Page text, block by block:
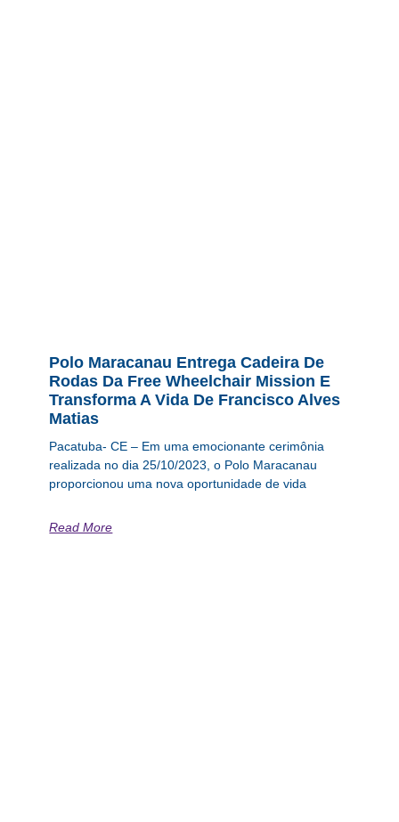
Polo Maracanau Entrega Cadeira De
Rodas Da Free Wheelchair Mission E
Transforma A Vida De Francisco Alves
Matias
Pacatuba- CE – Em uma emocionante cerimônia
realizada no dia 25/10/2023, o Polo Maracanau
proporcionou uma nova oportunidade de vida
Read More